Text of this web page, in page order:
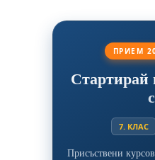
ПРИЕМ
Стартирай
7. КЛАС
Присъствени